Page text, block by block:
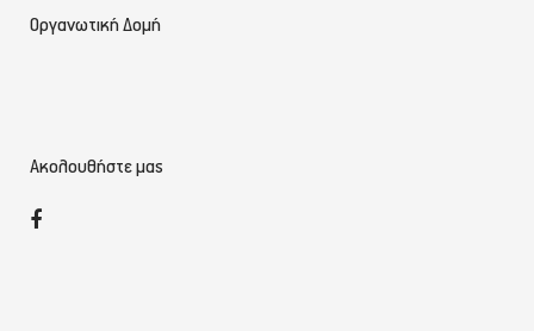
Οργανωτική Δομή
Ακολουθήστε μας